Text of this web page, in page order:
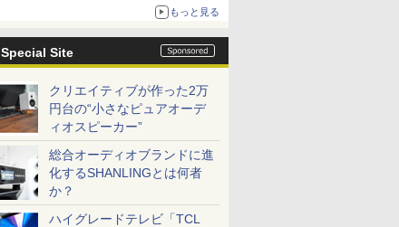
もっと見る
Special Site
クリエイティブが作った2万
円台の“小さなピュアオーデ
ィオスピーカー”
総合オーディオブランドに進
化するSHANLINGとは何者
か？
ハイグレードテレビ「TCL